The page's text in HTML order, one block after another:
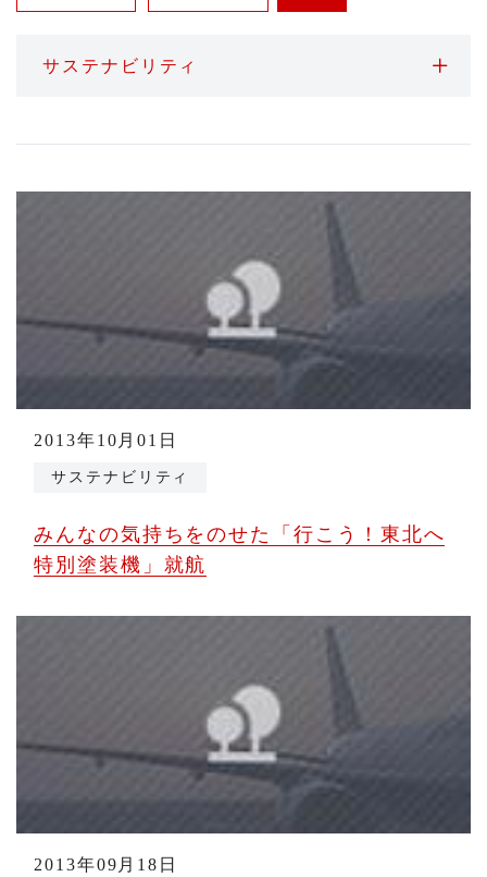
サステナビリティ
2013年10月01日
サステナビリティ
みんなの気持ちをのせた「行こう！東北へ
特別塗装機」就航
2013年09月18日